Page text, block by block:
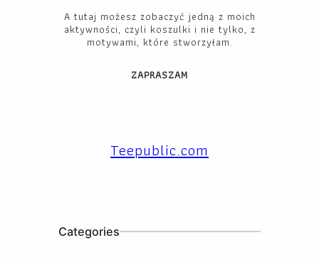
A tutaj możesz zobaczyć jedną z moich
aktywności, czyli koszulki i nie tylko, z
motywami, które stworzyłam.
ZAPRASZAM
Teepublic.com
Categories